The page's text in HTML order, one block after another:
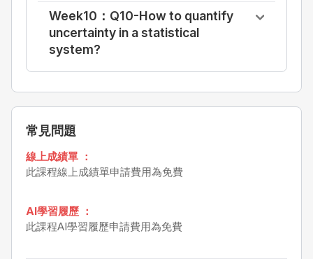
Week10：Q10-How to quantify
uncertainty in a statistical
system?
常見問題
線上成績單 ：
此課程線上成績單申請費用為免費
AI學習履歷 ：
此課程AI學習履歷申請費用為免費